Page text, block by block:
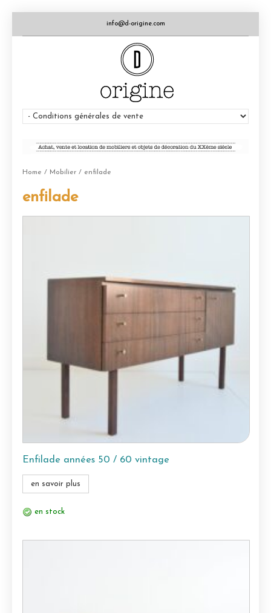
info@d-origine.com
Home / Mobilier / enfilade
enfilade
Enfilade années 50 / 60 vintage
en savoir plus
en stock